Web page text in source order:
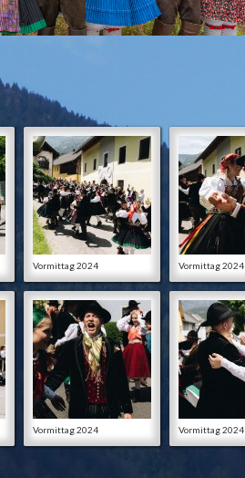
Vormittag 2024 Vormittag 2024
Vormittag 2024 Vormittag 2024